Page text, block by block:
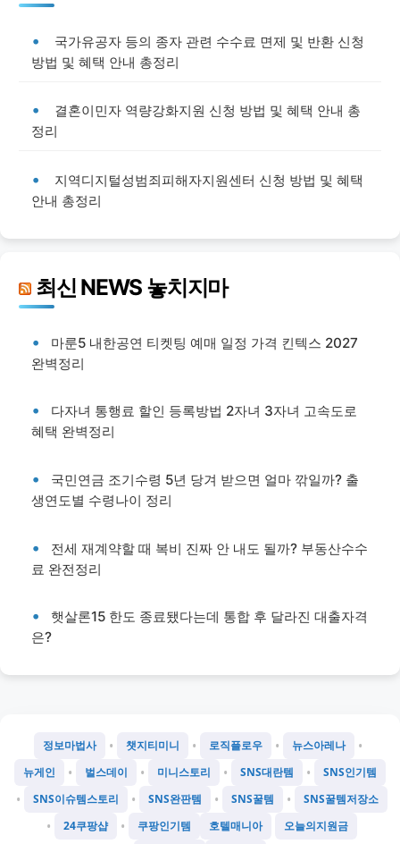
국가유공자 등의 종자 관련 수수료 면제 및 반환 신청
방법 및 혜택 안내 총정리
결혼이민자 역량강화지원 신청 방법 및 혜택 안내 총
정리
지역디지털성범죄피해자지원센터 신청 방법 및 혜택
안내 총정리
최신 NEWS 놓치지마
마룬5 내한공연 티켓팅 예매 일정 가격 킨텍스 2027
완벽정리
다자녀 통행료 할인 등록방법 2자녀 3자녀 고속도로
혜택 완벽정리
국민연금 조기수령 5년 당겨 받으면 얼마 깎일까? 출
생연도별 수령나이 정리
전세 재계약할 때 복비 진짜 안 내도 될까? 부동산수수
료 완전정리
햇살론15 한도 종료됐다는데 통합 후 달라진 대출자격
은?
정보마법사 • 챗지티미니 • 로직플로우 • 뉴스아레나 •
뉴게인 • 벌스데이 • 미니스토리 • SNS대란템 • SNS인기템
• SNS이슈템스토리 • SNS완판템 • SNS꿀템 • SNS꿀템저장소
• 24쿠팡샵 • 쿠팡인기템 호텔매니아 오늘의지원금